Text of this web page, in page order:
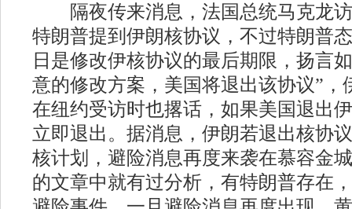
隔夜传来消息，法国总统马克龙访
特朗普提到伊朗核协议，不过特朗普
日是修改伊核协议的最后期限，扬言
意的修改方案，美国将退出该协议”，
在纽约受访时也撂话，如果美国退出
立即退出。据消息，伊朗若退出核协
核计划，避险消息再度来袭在慕容金
的文章中就有过分析，有特朗普存在